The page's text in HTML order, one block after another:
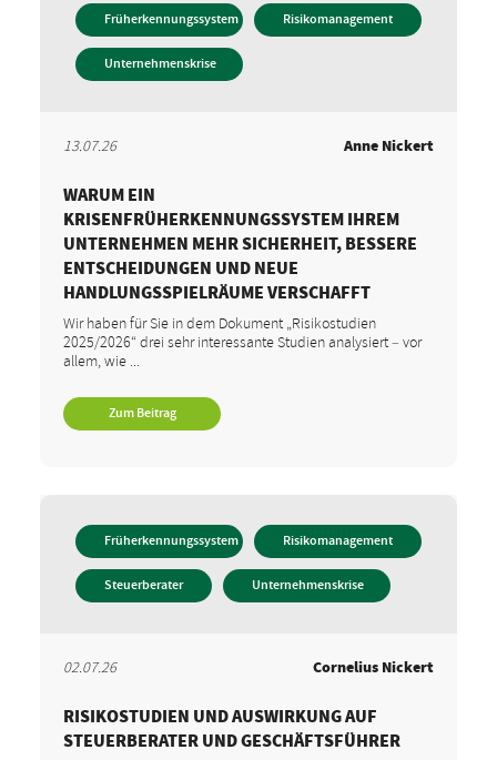
Früherkennungssystem Risikomanagement
Unternehmenskrise
13.07.26 Anne Nickert
WARUM EIN
KRISENFRÜHERKENNUNGSSYSTEM IHREM
UNTERNEHMEN MEHR SICHERHEIT, BESSERE
ENTSCHEIDUNGEN UND NEUE
HANDLUNGSSPIELRÄUME VERSCHAFFT
Wir haben für Sie in dem Dokument „Risikostudien
2025/2026“ drei sehr interessante Studien analysiert – vor
allem, wie ...
Zum Beitrag
Früherkennungssystem Risikomanagement
Steuerberater Unternehmenskrise
02.07.26 Cornelius Nickert
RISIKOSTUDIEN UND AUSWIRKUNG AUF
STEUERBERATER UND GESCHÄFTSFÜHRER